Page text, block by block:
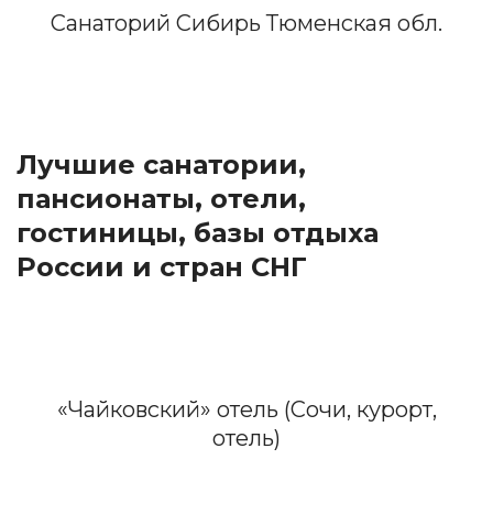
Санаторий Сибирь Тюменская обл.
Лучшие санатории,
пансионаты, отели,
гостиницы, базы отдыха
России и стран СНГ
«Чайковский» отель (Сочи, курорт,
отель)